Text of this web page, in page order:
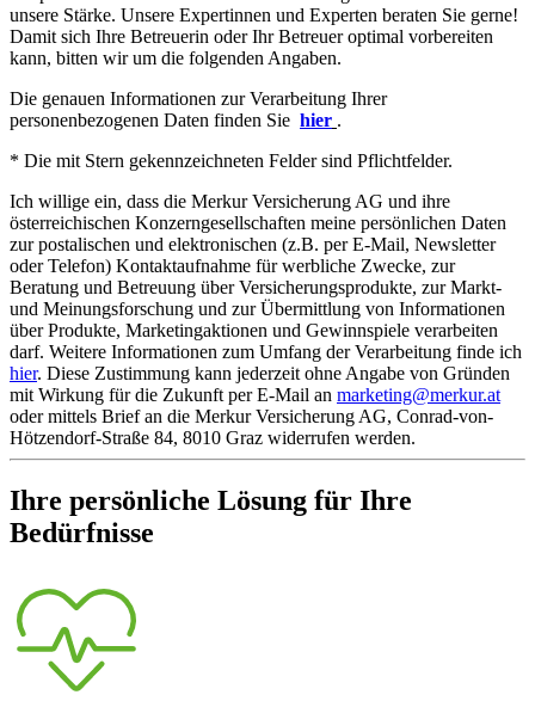
unsere Stärke. Unsere Expertinnen und Experten beraten Sie gerne!
Damit sich Ihre Betreuerin oder Ihr Betreuer optimal vorbereiten
kann, bitten wir um die folgenden Angaben.
Die genauen Informationen zur Verarbeitung Ihrer
personenbezogenen Daten finden Sie hier .
* Die mit Stern gekennzeichneten Felder sind Pflichtfelder.
Ich willige ein, dass die Merkur Versicherung AG und ihre
österreichischen Konzerngesellschaften meine persönlichen Daten
zur postalischen und elektronischen (z.B. per E-Mail, Newsletter
oder Telefon) Kontaktaufnahme für werbliche Zwecke, zur
Beratung und Betreuung über Versicherungsprodukte, zur Markt-
und Meinungsforschung und zur Übermittlung von Informationen
über Produkte, Marketingaktionen und Gewinnspiele verarbeiten
darf. Weitere Informationen zum Umfang der Verarbeitung finde ich
hier. Diese Zustimmung kann jederzeit ohne Angabe von Gründen
mit Wirkung für die Zukunft per E-Mail an marketing@merkur.at
oder mittels Brief an die Merkur Versicherung AG, Conrad-von-
Hötzendorf-Straße 84, 8010 Graz widerrufen werden.
Ihre persönliche Lösung für Ihre
Bedürfnisse